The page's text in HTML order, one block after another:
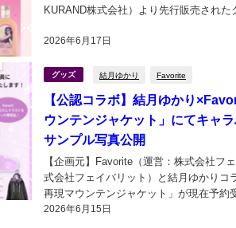
2026年6月17日
KURAND株式会社）より先行販売され
グッズ 結月ゆかり Favorite
【公認コラボ】結月ゆかり
ウンテンジャケット」にてキャ
サンプル写真公開
2026年6月15日
【企画元】Favorite（運営：株式会社フ
式会社フェイバリット）と結月ゆかりコ
再現マウンテンジャケット」が現在予約
ボ 衣装再現マウンテンジャケット｜